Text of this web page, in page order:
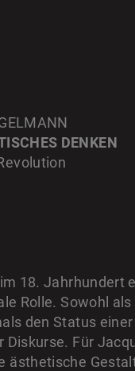
DENKEN
18. Jahrhundert
Rolle. Sowohl
den Status
Für
ästhetische